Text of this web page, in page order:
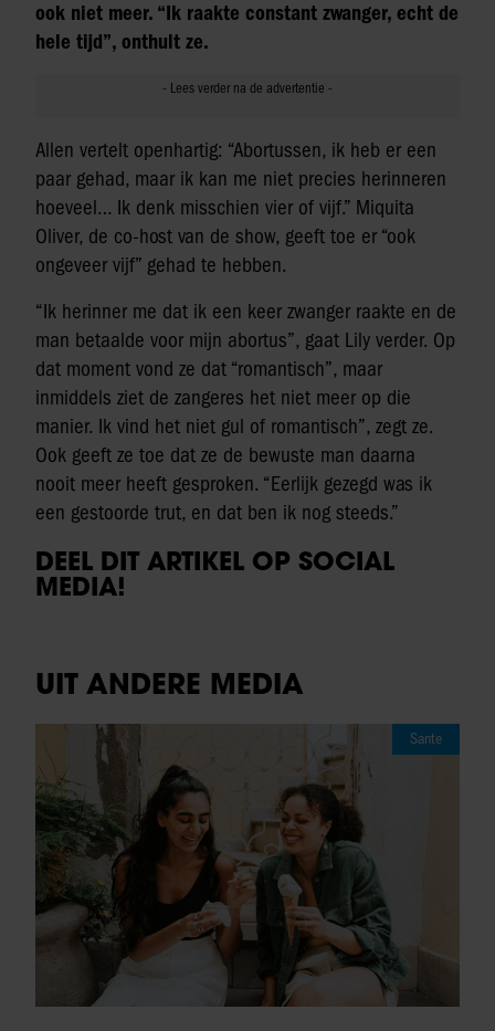
ook niet meer. “Ik raakte constant zwanger, echt de
hele tijd”, onthult ze.
Allen vertelt openhartig: “Abortussen, ik heb er een
paar gehad, maar ik kan me niet precies herinneren
hoeveel… Ik denk misschien vier of vijf.” Miquita
Oliver, de co-host van de show, geeft toe er “ook
ongeveer vijf” gehad te hebben.
“Ik herinner me dat ik een keer zwanger raakte en de
man betaalde voor mijn abortus”, gaat Lily verder. Op
dat moment vond ze dat “romantisch”, maar
inmiddels ziet de zangeres het niet meer op die
manier. Ik vind het niet gul of romantisch”, zegt ze.
Ook geeft ze toe dat ze de bewuste man daarna
nooit meer heeft gesproken. “Eerlijk gezegd was ik
een gestoorde trut, en dat ben ik nog steeds.”
DEEL DIT ARTIKEL OP SOCIAL
MEDIA!
UIT ANDERE MEDIA
Sante